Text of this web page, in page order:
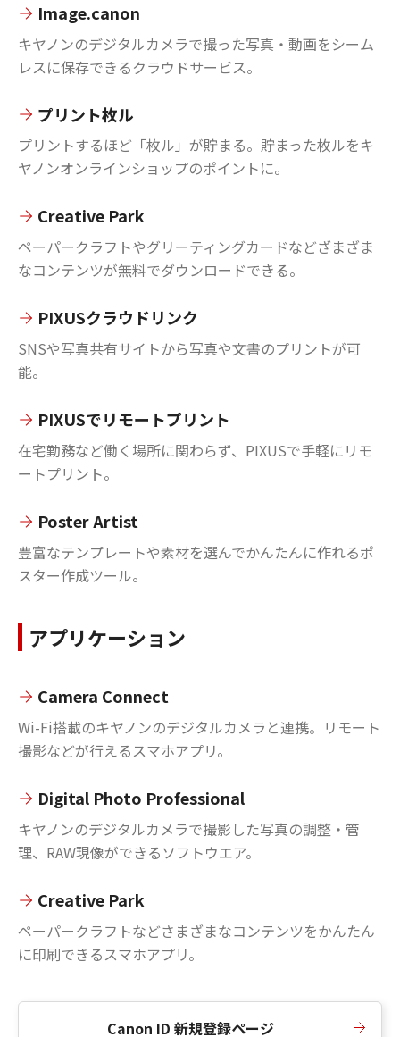
Image.canon
キヤノンのデジタルカメラで撮った写真・動画をシーム
レスに保存できるクラウドサービス。
プリント枚ル
プリントするほど「枚ル」が貯まる。貯まった枚ルをキ
ヤノンオンラインショップのポイントに。
Creative Park
ペーパークラフトやグリーティングカードなどざまざま
なコンテンツが無料でダウンロードできる。
PIXUSクラウドリンク
SNSや写真共有サイトから写真や文書のプリントが可
能。
PIXUSでリモートプリント
在宅勤務など働く場所に関わらず、PIXUSで手軽にリモ
ートプリント。
Poster Artist
豊富なテンプレートや素材を選んでかんたんに作れるポ
スター作成ツール。
アプリケーション
Camera Connect
Wi-Fi搭載のキヤノンのデジタルカメラと連携。リモート
撮影などが行えるスマホアプリ。
Digital Photo Professional
キヤノンのデジタルカメラで撮影した写真の調整・管
理、RAW現像ができるソフトウエア。
Creative Park
ペーパークラフトなどさまざまなコンテンツをかんたん
に印刷できるスマホアプリ。
Canon ID 新規登録ページ